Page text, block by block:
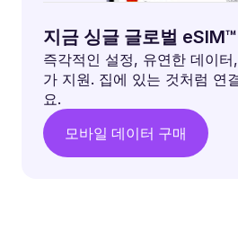
지금 싱글 글로벌
즉각적인 설정, 유연한 데이
가 지원. 집에 있는 것처럼 연
요.
모바일 데이터 구매